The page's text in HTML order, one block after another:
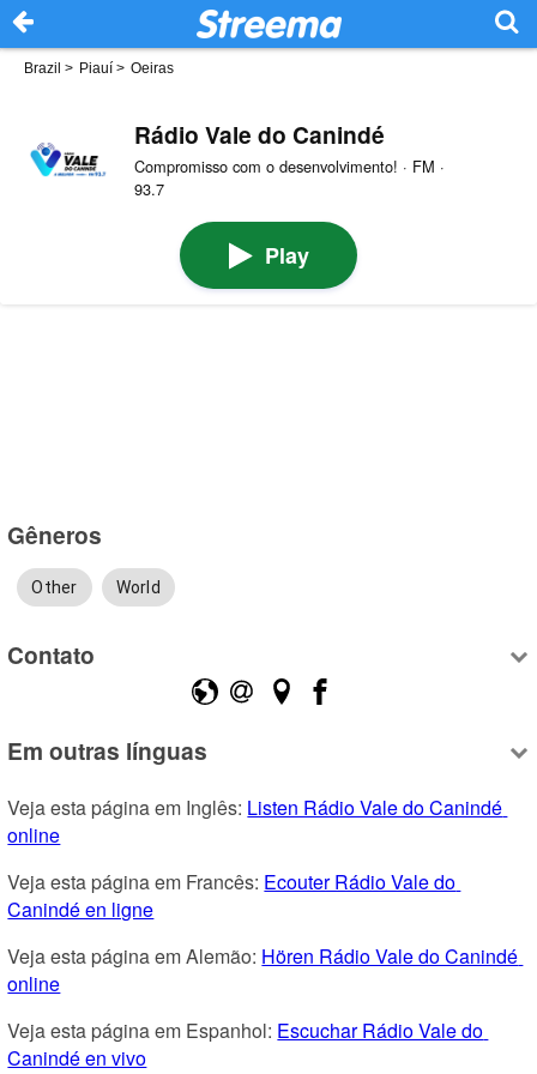
Brazil > Piauí > Oeiras
Rádio Vale do Canindé
Compromisso com o desenvolvimento! · FM ·
93.7
Play
Gêneros
Other World
Contato
Em outras línguas
Veja esta página em Inglês: Listen Rádio Vale do Canindé
online
Veja esta página em Francês: Ecouter Rádio Vale do
Canindé en ligne
Veja esta página em Alemão: Hören Rádio Vale do Canindé
online
Veja esta página em Espanhol: Escuchar Rádio Vale do
Canindé en vivo